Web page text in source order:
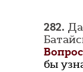
282.
бы